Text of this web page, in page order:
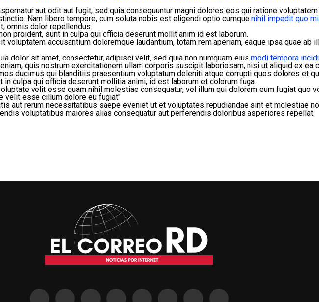
aut odit aut fugit, sed quia consequuntur magni dolores eos qui ratione
Nam libero tempore, cum soluta nobis est eligendi optio cumque nihil impedit quo
omnis dolor repellendus.
proident, sunt in culpa qui officia deserunt mollit anim id est laborum.
accusantium doloremque laudantium, totam rem aperiam, eaque ipsa quae ab
dolor sit amet, consectetur, adipisci velit, sed quia non numquam eius modi tempora
quis nostrum exercitationem ullam corporis suscipit laboriosam, nisi ut aliquid ex ea
ducimus qui blanditiis praesentium voluptatum deleniti atque corrupti quos dolores et
culpa qui officia deserunt mollitia animi, id est laborum et dolorum fuga.
velit esse quam nihil molestiae consequatur, vel illum qui dolorem eum fugiat quo
velit esse cillum dolore eu fugiat"
aut rerum necessitatibus saepe eveniet ut et voluptates repudiandae sint et molestiae
voluptatibus maiores alias consequatur aut perferendis doloribus asperiores repellat.